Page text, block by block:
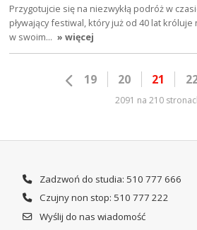
Przygotujcie się na niezwykłą podróż w
pływający festiwal, który już od 40 lat króluje
w swoim… » więcej
19 20 21
2091 na 210
Zadzwoń do studia: 510 777 666
Czujny non stop: 510 777 222
Wyślij do nas wiadomość